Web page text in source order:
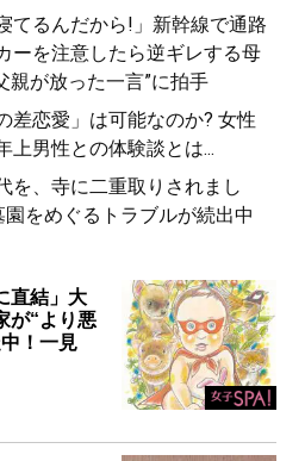
てるんだから!」新幹線で通路
ーを注意したら逆ギレする母
親が放った一言”に拍手
差恋愛」は可能なのか? 女性
上男性との体験談とは...
を、寺に二重取りされまし
をめぐるトラブルが続出中
直結」大
が“より悪
！一見